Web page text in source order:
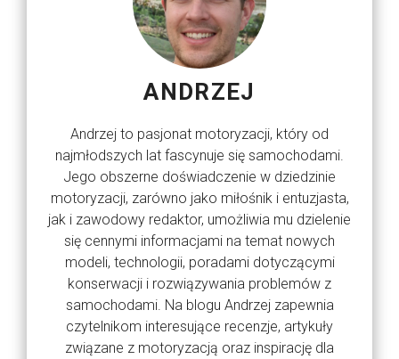
ANDRZEJ
Andrzej to pasjonat motoryzacji, który od
najmłodszych lat fascynuje się samochodami.
Jego obszerne doświadczenie w dziedzinie
motoryzacji, zarówno jako miłośnik i entuzjasta,
jak i zawodowy redaktor, umożliwia mu dzielenie
się cennymi informacjami na temat nowych
modeli, technologii, poradami dotyczącymi
konserwacji i rozwiązywania problemów z
samochodami. Na blogu Andrzej zapewnia
czytelnikom interesujące recenzje, artykuły
związane z motoryzacją oraz inspirację dla